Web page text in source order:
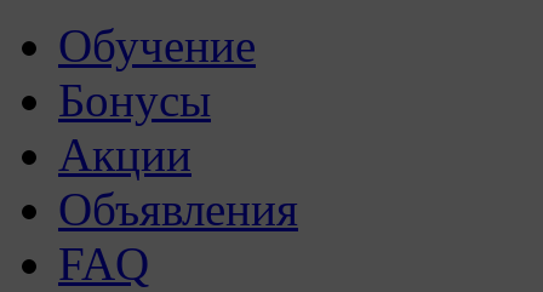
Обучение
Бонусы
Акции
Объявления
FAQ